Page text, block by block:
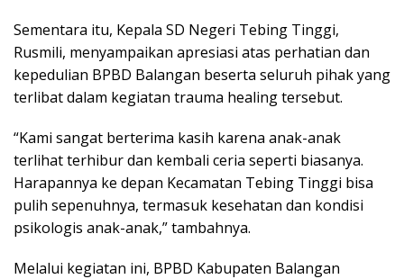
Sementara itu, Kepala SD Negeri Tebing Tinggi,
Rusmili, menyampaikan apresiasi atas perhatian dan
kepedulian BPBD Balangan beserta seluruh pihak yang
terlibat dalam kegiatan trauma healing tersebut.
“Kami sangat berterima kasih karena anak-anak
terlihat terhibur dan kembali ceria seperti biasanya.
Harapannya ke depan Kecamatan Tebing Tinggi bisa
pulih sepenuhnya, termasuk kesehatan dan kondisi
psikologis anak-anak,” tambahnya.
Melalui kegiatan ini, BPBD Kabupaten Balangan